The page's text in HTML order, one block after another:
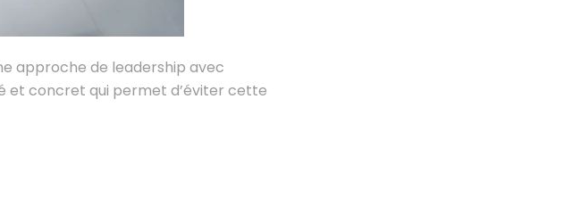
approche de leadership avec
et concret qui permet d’éviter cette